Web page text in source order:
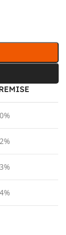
0%
2%
3%
4%